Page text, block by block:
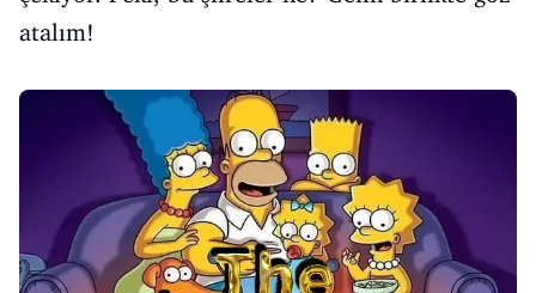
atalım!